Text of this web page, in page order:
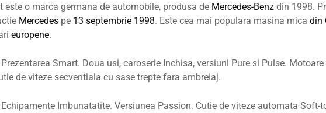
este o marca germana de automobile, produsa de Mercedes-Benz din 1998.
Mercedes pe 13 septembrie 1998. Este cea mai populara masina mica din
europene.
Smart. Doua usi, caroserie Inchisa, versiuni Pure si Pulse.
de viteze secventiala cu sase trepte fara ambreiaj.
Imbunatatite. Versiunea Passion. Cutie de viteze automata Soft-